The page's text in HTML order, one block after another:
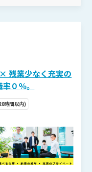
。 直取引の案件が多数
ジェクトが約5割。 あ
アなど幅広い業界の
があるプロジェクト
も良し。将来的には、
とや Webデザイナ
ジすることも可能で
残業少なく充実の
０％。
時間以内)